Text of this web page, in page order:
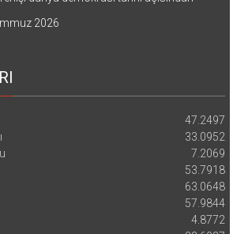
2026
47.2497
33.0952
7.2069
53.7918
63.0648
57.9844
4.8772